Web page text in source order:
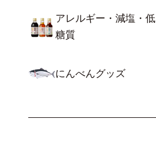
アレルギー・減塩・低
糖質
にんべんグッズ